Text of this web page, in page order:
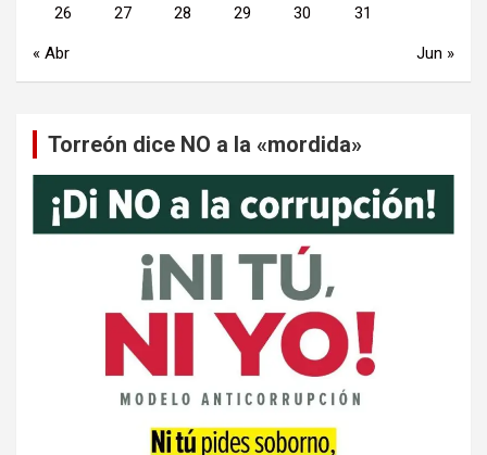
26 27 28 29 30 31
« Abr Jun »
Torreón dice NO a la «mordida»